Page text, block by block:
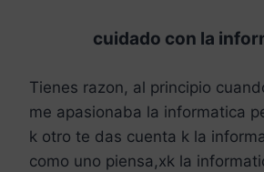
cuidado con la
Tienes razon, al principio
me apasionaba la informatica
k otro te das cuenta k la
como uno piensa,xk la